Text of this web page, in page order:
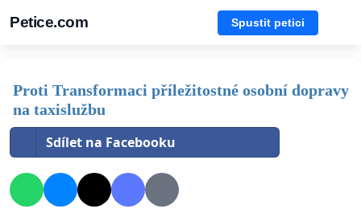
Petice.com Spustit petici
Proti Transformaci příležitostné osobní dopravy
na taxislužbu
Sdílet na Facebooku